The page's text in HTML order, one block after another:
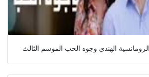
الهندي وجوه الحب الموسم الثالث